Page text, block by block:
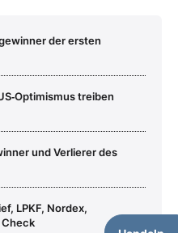
der ersten
treiben
und Verlierer des
LPKF, Nordex,
Check